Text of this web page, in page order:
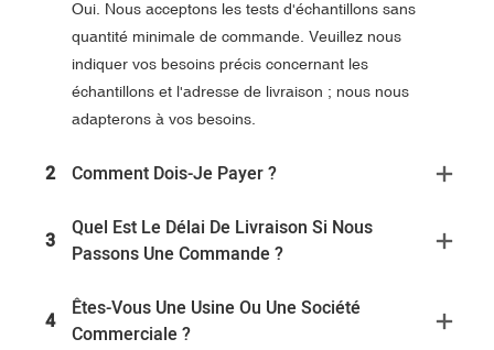
Oui. Nous acceptons les tests d'échantillons sans
quantité minimale de commande. Veuillez nous
indiquer vos besoins précis concernant les
échantillons et l'adresse de livraison ; nous nous
adapterons à vos besoins.
2 Comment Dois-Je Payer ?
3
Quel Est Le Délai De Livraison Si Nous
Passons Une Commande ?
4
Êtes-Vous Une Usine Ou Une Société
Commerciale ?